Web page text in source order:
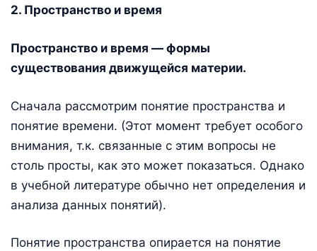
2. Пространство и время
Пространство и время — формы
существования движущейся материи.
Сначала рассмотрим понятие пространства и
понятие времени. (Этот момент требует особого
внимания, т.к. связанные с этим вопросы не
столь просты, как это может показаться. Однако
в учебной литературе обычно нет определения и
анализа данных понятий).
Понятие пространства опирается на понятие